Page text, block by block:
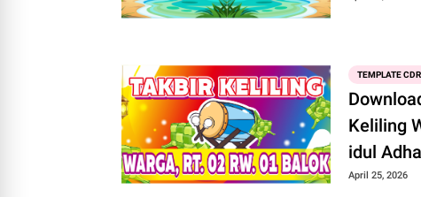
TEMPLATE CDR
Keliling
idul
April 25, 2026